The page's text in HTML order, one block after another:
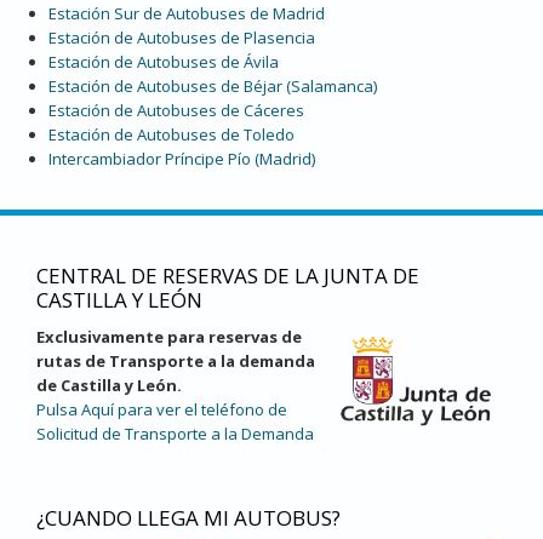
Estación Sur de Autobuses de Madrid
Estación de Autobuses de Plasencia
Estación de Autobuses de Ávila
Estación de Autobuses de Béjar (Salamanca)
Estación de Autobuses de Cáceres
Estación de Autobuses de Toledo
Intercambiador Príncipe Pío (Madrid)
CENTRAL DE RESERVAS DE LA JUNTA DE
CASTILLA Y LEÓN
Exclusivamente para reservas de
rutas de Transporte a la demanda
de Castilla y León.
Pulsa Aquí para ver el teléfono de
Solicitud de Transporte a la Demanda
¿CUANDO LLEGA MI AUTOBUS?